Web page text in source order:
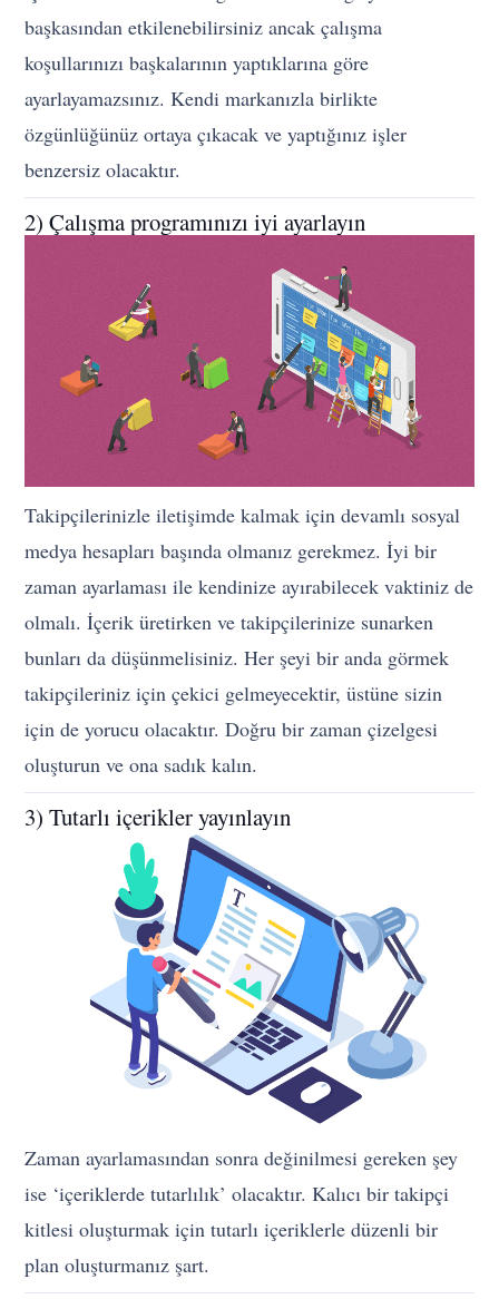
başkasından etkilenebilirsiniz ancak çalışma
koşullarınızı başkalarının yaptıklarına göre
ayarlayamazsınız. Kendi markanızla birlikte
özgünlüğünüz ortaya çıkacak ve yaptığınız işler
benzersiz olacaktır.
2) Çalışma programınızı iyi ayarlayın
Takipçilerinizle iletişimde kalmak için devamlı sosyal
medya hesapları başında olmanız gerekmez. İyi bir
zaman ayarlaması ile kendinize ayırabilecek vaktiniz de
olmalı. İçerik üretirken ve takipçilerinize sunarken
bunları da düşünmelisiniz. Her şeyi bir anda görmek
takipçileriniz için çekici gelmeyecektir, üstüne sizin
için de yorucu olacaktır. Doğru bir zaman çizelgesi
oluşturun ve ona sadık kalın.
3) Tutarlı içerikler yayınlayın
Zaman ayarlamasından sonra değinilmesi gereken şey
ise ‘içeriklerde tutarlılık’ olacaktır. Kalıcı bir takipçi
kitlesi oluşturmak için tutarlı içeriklerle düzenli bir
plan oluşturmanız şart.